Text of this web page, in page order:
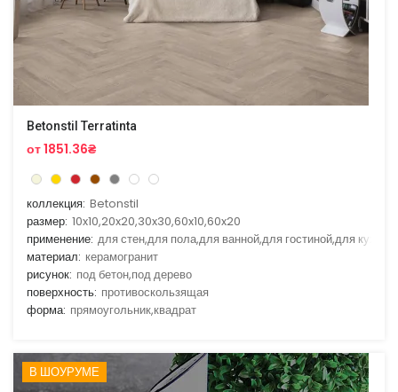
Betonstil Terratinta
от 1851.36₴
коллекция: Betonstil
размер: 10x10,20x20,30x30,60x10,60x20
применение: для стен,для пола,для ванной,для гостиной,для кухни
материал: керамогранит
рисунок: под бетон,под дерево
поверхность: противоскользящая
форма: прямоугольник,квадрат
В ШОУРУМЕ